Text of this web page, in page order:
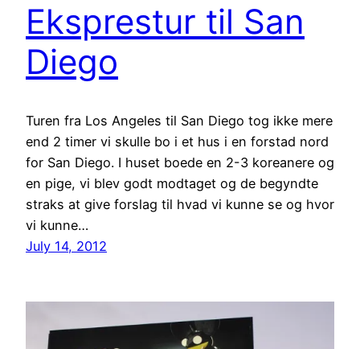
Eksprestur til San
Diego
Turen fra Los Angeles til San Diego tog ikke mere
end 2 timer vi skulle bo i et hus i en forstad nord
for San Diego. I huset boede en 2-3 koreanere og
en pige, vi blev godt modtaget og de begyndte
straks at give forslag til hvad vi kunne se og hvor
vi kunne…
July 14, 2012